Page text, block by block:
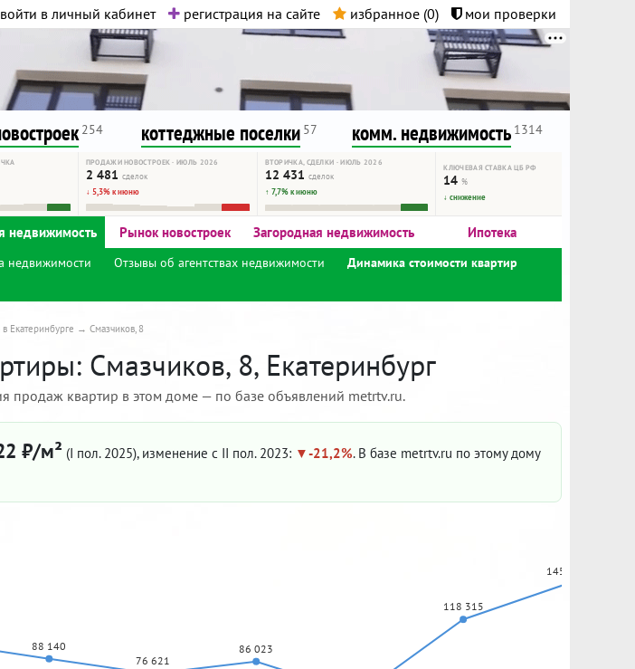
войти в личный кабинет регистрация на сайте избранное (0) мои проверки
шок-контента.
вам. Удачи!
254 коттеджные поселки 57 комм. недвижимость 1314
ПРОДАЖИ НОВОСТРОЕК · ИЮЛЬ 2026
2 481 сделок
↓ 5,3% к июню
ВТОРИЧКА, СДЕЛКИ · ИЮЛЬ 2026
12 431 сделок
↑ 7,7% к июню
КЛЮЧЕВАЯ СТАВКА ЦБ РФ
14%
↓ снижение
недвижимость Рынок новостроек Загородная недвижимость Ипотека
недвижимости Отзывы об агентствах недвижимости
Динамика стоимости квартир
Екатеринбурге Смазчиков, 8
Смазчиков, 8, Екатеринбург
продаж квартир в этом доме — по базе объявлений metrtv.ru.
₽/м² (I пол. 2025), изменение с II пол. 2023: -21,2%. В базе metrtv.ru по этому дому
88 140
76 621
86 023
118 315
145 548